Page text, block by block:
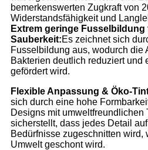
bemerkenswerten Zugkraft von
Widerstandsfähigkeit und
Extrem geringe
Sauberkeit:Es zeichnet sich
Fusselbildung aus, wodurch die
Bakterien deutlich reduziert und
gefördert wird.
Flexible Anpassung & Öko-
sich durch eine hohe
Designs mit umweltfreundlichen
sicherstellt, dass jedes Detail
Bedürfnisse zugeschnitten
Umwelt geschont wird.